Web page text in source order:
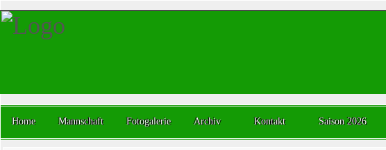
Home Mannschaft Fotogalerie Archiv Kontakt Saison 2026